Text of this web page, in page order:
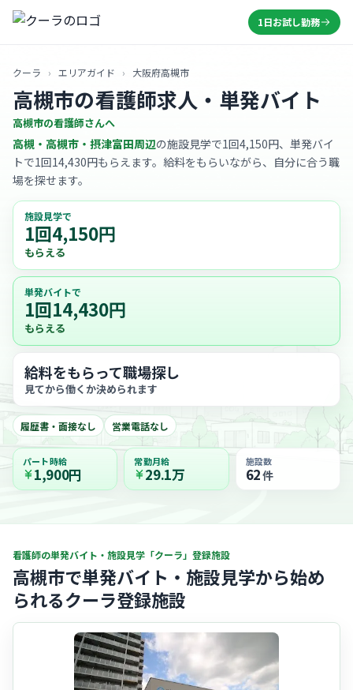
1日お試し勤務
クーラ › エリアガイド › 大阪府高槻市
高槻市の看護師求人・単発バイト
高槻市の看護師さんへ
高槻・高槻市・摂津富田周辺の施設見学で1回4,150円、単発バイ
トで1回14,430円もらえます。給料をもらいながら、自分に合う職
場を探せます。
施設見学で
1回4,150円
もらえる
単発バイトで
1回14,430円
もらえる
給料をもらって職場探し
見てから働くか決められます
履歴書・面接なし 営業電話なし
パート時給
1,900円
常勤月給
29.1万
施設数
62件
看護師の単発バイト・施設見学「クーラ」登録施設
高槻市で単発バイト・施設見学から始め
られるクーラ登録施設